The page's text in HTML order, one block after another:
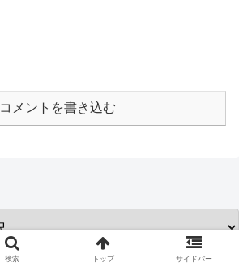
コメントを書き込む
検索 トップ サイドバー